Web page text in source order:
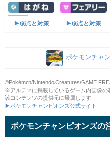
▶弱点と対策 ▶弱点と対策
ポケモンチャ
©Pokémon/Nintendo/Creatures/GAME
※アルテマに掲載しているゲーム内画像の
該コンテンツの提供元に帰属します
▶ポケモンチャンピオンズ公式サイト
ポケモンチャンピオンズの